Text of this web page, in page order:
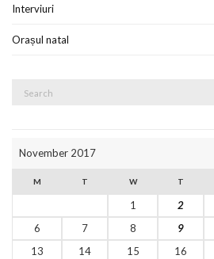
Interviuri
Orașul natal
November 2017
M T W T
1 2
6
7 8 9
13
14 15 16